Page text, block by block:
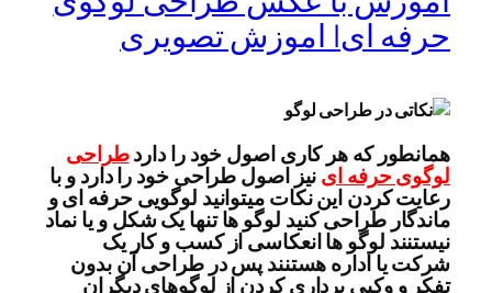
حرفه ای| اموزش تصویری
همانطور که هر کاری اصول خود را داردطراحی
لوگوی حرفه اینیز اصول طراحی خود را دارد و با
رعایت کردن این نکات میتوانید لوگویی حرفه ای و
ماندگار طراحی کنید لوگو ها تنها یک شکل و یا نماد
نیستنند لوگو ها انعکاسی از کسب و کار یک
شرکت یا اداره هستنند پس در طراحی آن بدون
تفکر و وکپی برداری کردن از لوگوهای دیگران